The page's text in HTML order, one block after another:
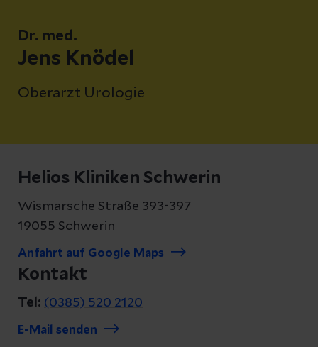
Dr. med.
Jens Knödel
Oberarzt Urologie
Helios Kliniken Schwerin
Wismarsche Straße 393-397
19055 Schwerin
Anfahrt auf Google Maps
Kontakt
Tel: (0385) 520 2120
E-Mail senden